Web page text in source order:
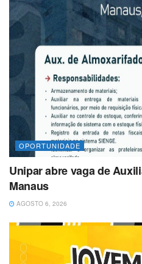
OPORTUNIDADE
Unipar abre vaga de
Manaus
AGOSTO 6, 2026